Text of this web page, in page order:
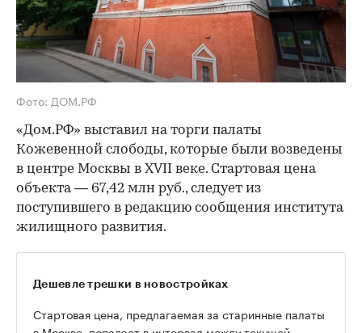
Фото: ДОМ.РФ
«Дом.РФ» выставил на торги палаты
Кожевенной слободы, которые были возведены
в центре Москвы в XVII веке. Стартовая цена
объекта — 67,42 млн руб., следует из
поступившего в редакцию сообщения института
жилищного развития.
Дешевле трешки в новостройках
Стартовая цена, предлагаемая за старинные палаты